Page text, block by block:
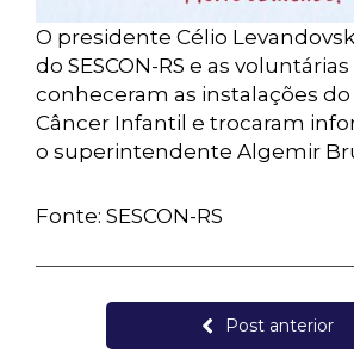
O presidente Célio
do SESCON-RS e as
conheceram as instalações
Câncer Infantil e trocaram
o superintendente Algemir
Fonte: SESCON-RS
Post anterior